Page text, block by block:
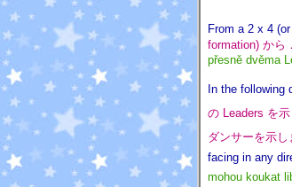
From a 2 x 4
formation) から．
přesně dvěma
In the following
の Leaders を示
ダンサーを示し
facing in any
mohou koukat